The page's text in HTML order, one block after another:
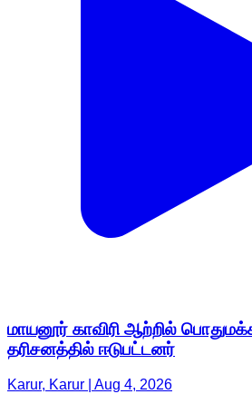
மாயனூர் காவிரி ஆற்றில்
தரிசனத்தில் ஈடுபட்டனர்
Karur, Karur | Aug 4, 2026